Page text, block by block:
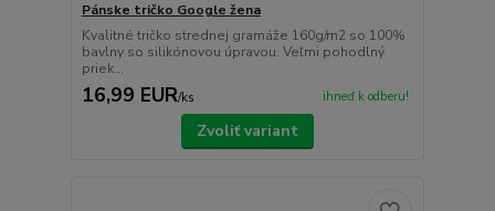
Pánske tričko Google žena
Kvalitné tričko strednej gramáže 160g/m2 so 100%
bavlny so silikónovou úpravou. Veľmi pohodlný
priek...
16,99 EUR/ks ihneď k odberu!
Zvoliť variant